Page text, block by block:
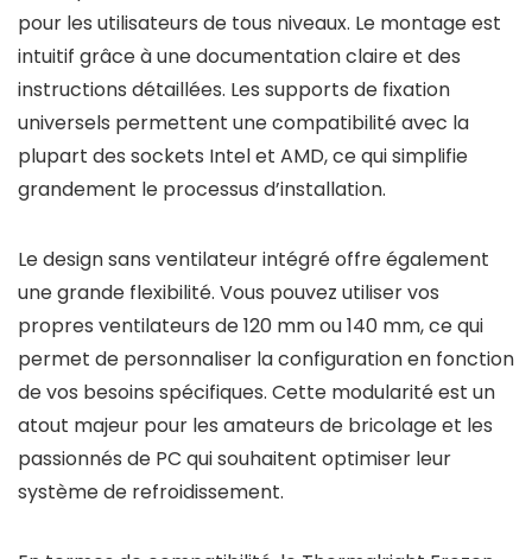
pour les utilisateurs de tous niveaux. Le montage est
intuitif grâce à une documentation claire et des
instructions détaillées. Les supports de fixation
universels permettent une compatibilité avec la
plupart des sockets Intel et AMD, ce qui simplifie
grandement le processus d’installation.
Le design sans ventilateur intégré offre également
une grande flexibilité. Vous pouvez utiliser vos
propres ventilateurs de 120 mm ou 140 mm, ce qui
permet de personnaliser la configuration en fonction
de vos besoins spécifiques. Cette modularité est un
atout majeur pour les amateurs de bricolage et les
passionnés de PC qui souhaitent optimiser leur
système de refroidissement.